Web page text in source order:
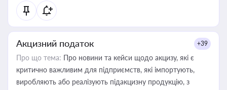
Акцизний податок +39
Про що тема: Про новини та кейси щодо акцизу, які є
критично важливим для підприємств, які імпортують,
виробляють або реалізують підакцизну продукцію, з